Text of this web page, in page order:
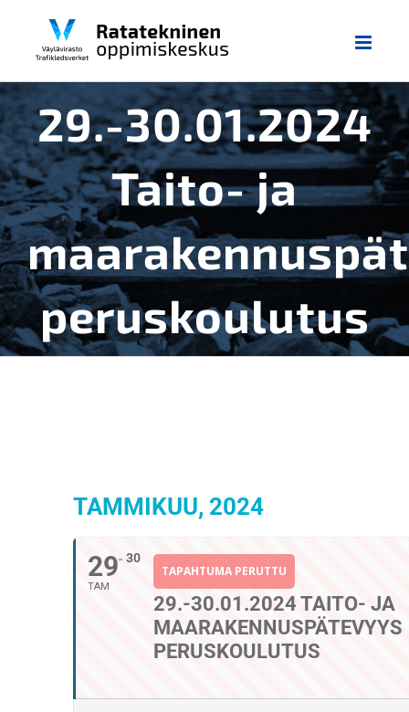
29.-30.01.2024
Taito- ja
peruskoulutus
TAMMIKUU, 2024
29
TAM
30
TAPAHTUMA PERUTTU
29.-30.01.2024 TAITO- JA
MAARAKENNUSPÄTEVYYS
PERUSKOULUTUS